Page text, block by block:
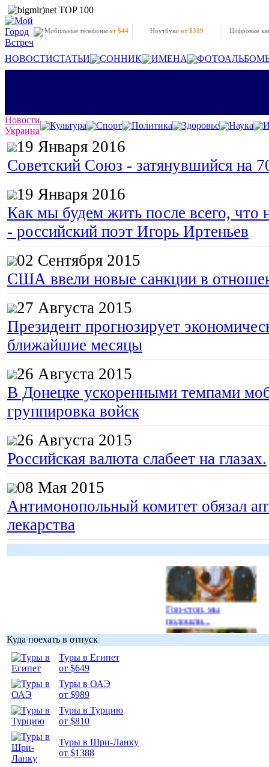
Мобильные телефоны от $44 Ноутбукиот $319 Цифровые
НОВОСТИСТАТЬИ СОННИК ИМЕНА
Новости
Украина
Культура Спорт Политика Здоровье Наука
19 Января 2016
Советский Союз - затянувшийся на
19 Января 2016
Как мы будем жить после всего, что
- российский поэт Игорь Иртеньев
02 Сентября 2015
США ввели новые санкции в
27 Августа 2015
Президент прогнозирует
ближайшие месяцы
26 Августа 2015
В Донецке ускоренными темпами
группировка войск
26 Августа 2015
Российская валюта слабеет на глазах.
08 Мая 2015
Антимонопольный комитет обязал
лекарства
Гоп-стоп, мы
подошли...
Куда поехать в отпуск
Туры в Египет
от $649
Туры в ОАЭ
от $989
Туры в Турцию
от $810
Туры в Шри-Ланку
от $1388